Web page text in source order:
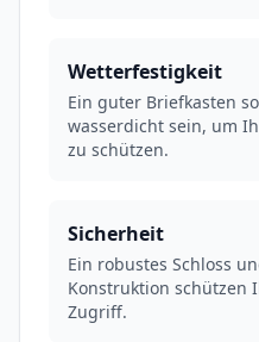
Wetterfestigkeit
Ein guter Briefkasten
wasserdicht sein, um
zu schützen.
Sicherheit
Ein robustes Schloss
Konstruktion schützen
Zugriff.